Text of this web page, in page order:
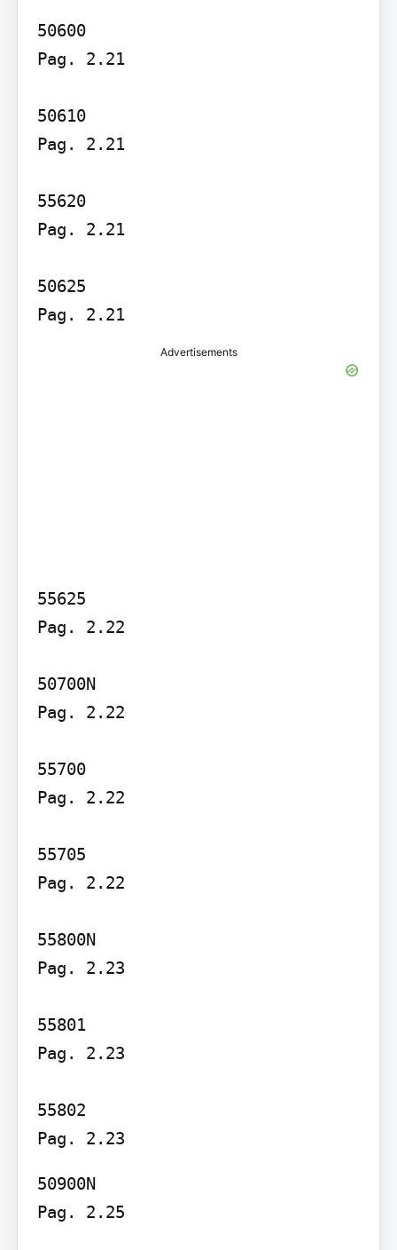
50600
Pag. 2.21
50610
Pag. 2.21
55620
Pag. 2.21
50625
Pag. 2.21
Advertisements
55625
Pag. 2.22
50700N
Pag. 2.22
55700
Pag. 2.22
55705
Pag. 2.22
55800N
Pag. 2.23
55801
Pag. 2.23
55802
50900N
Pag. 2.25